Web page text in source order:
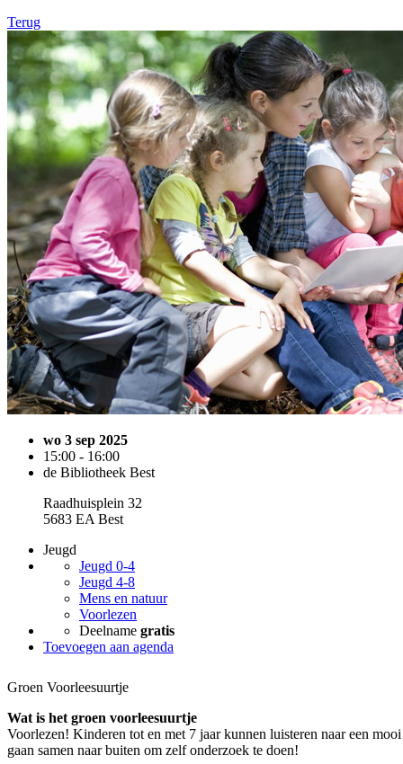
Terug
wo 3 sep 2025
15:00 - 16:00
de Bibliotheek Best
Raadhuisplein 32
5683 EA Best
Jeugd
Jeugd 0-4
Jeugd 4-8
Mens en natuur
Voorlezen
Deelname gratis
Toevoegen aan agenda
Groen Voorleesuurtje
Wat is het groen voorleesuurtje
Voorlezen! Kinderen tot en met 7 jaar kunnen luisteren naar een
gaan samen naar buiten om zelf onderzoek te doen!